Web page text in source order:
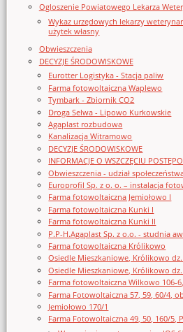
Ogloszenie Powiatowego Lekarza
Wykaz urzędowych lekarzy
użytek własny
Obwieszczenia
DECYZJE ŚRODOWISKOWE
Eurotter Logistyka - Stacja paliw
Farma fotowoltaiczna Waplewo
Tymbark - Zbiornik CO2
Droga Selwa - Lipowo Kurkowskie
Agaplast rozbudowa
Kanalizacja Witramowo
DECYZJE ŚRODOWISKOWE
INFORMACJE O WSZCZĘCIU
Obwieszczenia - udział
Europrofil Sp. z o. o. – instalacja
Farma fotowoltaiczna Jemiołowo I
Farma fotowoltaiczna Kunki I
Farma fotowoltaiczna Kunki II
P.P-H.Agaplast Sp. z o.o. - studnia
Farma fotowoltaiczna Królikowo
Osiedle Mieszkaniowe, Królikowo
Osiedle Mieszkaniowe, Królikowo
Farma fotowoltaiczna Wilkowo 106-
Farma Fotowoltaiczna 57, 59, 60/4,
Jemiołowo 170/1
Farma Fotowoltaiczna 49, 50, 160/5,